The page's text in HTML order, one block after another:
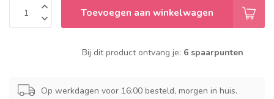
Toevoegen aan winkelwagen
Bij dit product ontvang je: 6 spaarpunten
Op werkdagen voor 16:00 besteld, morgen in huis.